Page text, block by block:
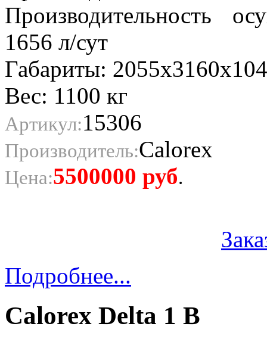
Производительность
1656 л/сут
Габариты:
Вес: 1100 кг
Артикул:15306
Производитель:Calorex
Цена:5500000 руб.
Подробнее...
Calorex Delta 1 B